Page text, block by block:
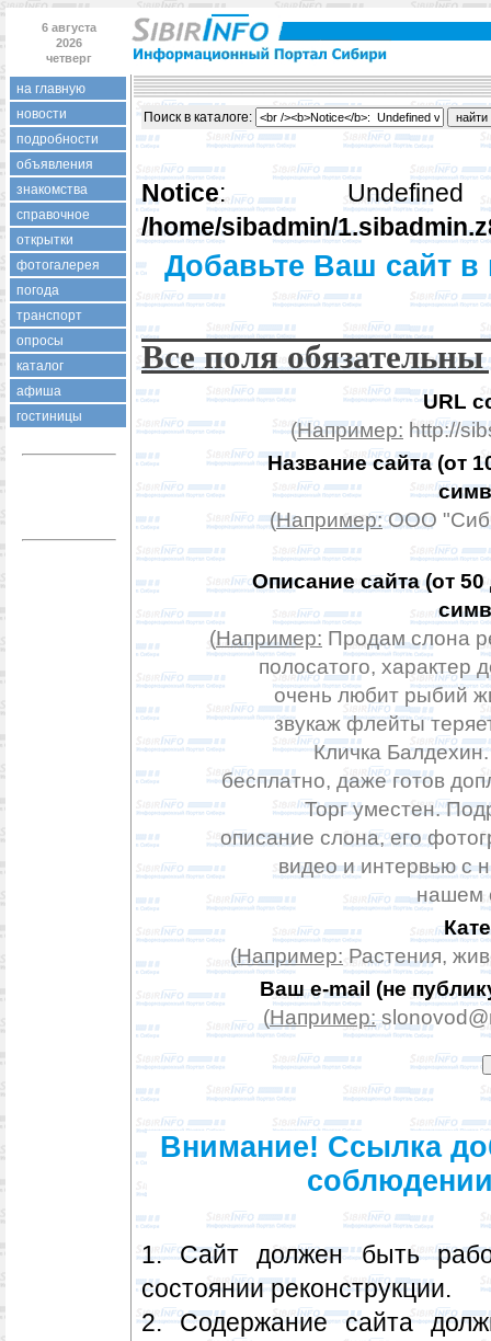
6 августа
2026
четверг
на главную
новости
подробности
объявления
знакомства
справочное
открытки
фотогалерея
погода
транспорт
опросы
каталог
афиша
гостиницы
Поиск в каталогe:
Notice:
/home/sibadmin/
Добавьте Ваш сайт в
Все поля
URL
(Например: http://
Название сайта (от
(Например:ООО
Описание сайта (от 50
(Например: Продам слона
полосатого, характер
очень любит рыбий
звукаж флейты
Кличка
бесплатно, даже готов
Торг уместен.
описание слона, его
видео и интервью с
нашем
(Например: Растения,
Ваш e-mail (не
(Например:
Внимание! Ссылка
1. Сайт должен быть
состоянии реконструкции.
2. Содержание сайта